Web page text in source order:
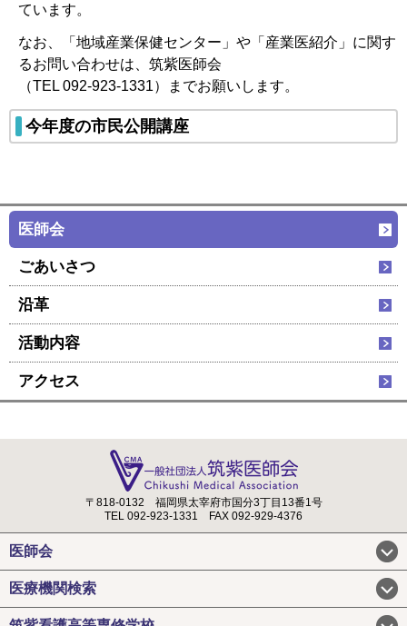
ています。
なお、「地域産業保健センター」や「産業医紹介」に関す
るお問い合わせは、筑紫医師会
（TEL 092-923-1331）までお願いします。
今年度の市民公開講座
医師会
ごあいさつ
沿革
活動内容
アクセス
〒818-0132 福岡県太宰府市国分3丁目13番1号
TEL 092-923-1331
FAX 092-929-4376
医師会
医療機関検索